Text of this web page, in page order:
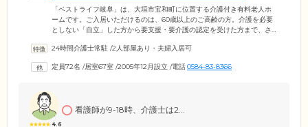
「ベストライフ岐阜」は、大垣市宝和町に位置する介護付き有料老人ホ
ームです。ご入居いただけるのは、60歳以上のご高齢の方。介護を必要
としない「自立」した方から要支援・要介護の認定を受けた方まで、さ
いになる居室は、個室と夫婦部屋の2種類ご用意。個室では、プライバシ
屋には広めのスペースを確保していますので、おふたりでゆったりとお
24時間介護士常駐 /2人部屋あり・夫婦入居可
定員72名 /居室67室 /2005年12月設立 /電話0584-83-8366
4.6
看護師が9-18時、介護士は2...